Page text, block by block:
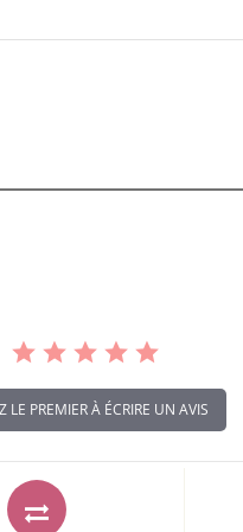
LE PREMIER À ÉCRIRE UN AVIS